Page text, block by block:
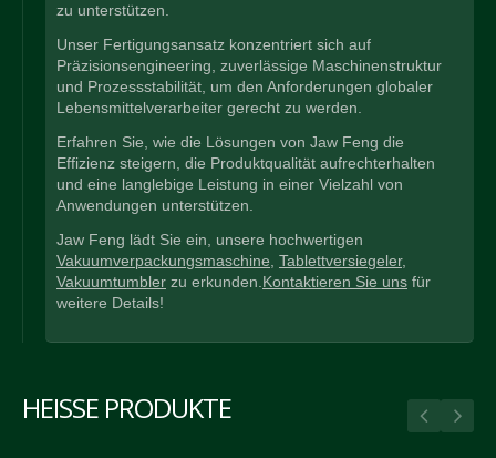
zu unterstützen.
Unser Fertigungsansatz konzentriert sich auf
Präzisionsengineering, zuverlässige Maschinenstruktur
und Prozessstabilität, um den Anforderungen globaler
Lebensmittelverarbeiter gerecht zu werden.
Erfahren Sie, wie die Lösungen von Jaw Feng die
Effizienz steigern, die Produktqualität aufrechterhalten
und eine langlebige Leistung in einer Vielzahl von
Anwendungen unterstützen.
Jaw Feng lädt Sie ein, unsere hochwertigen
Vakuumverpackungsmaschine Tablettversiegeler,
Vakuumtumbler zu erkunden. Kontaktieren Sie uns für
weitere Details!
HEISSE PRODUKTE